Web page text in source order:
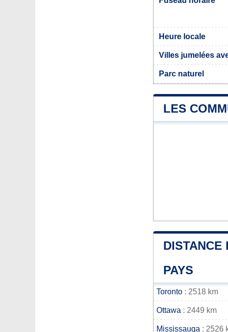
Heure locale
Villes jumelées
Parc naturel
LES
DISTANCE
PAYS
Toronto : 2518 km
Ottawa : 2449 km
Mississauga : 2526